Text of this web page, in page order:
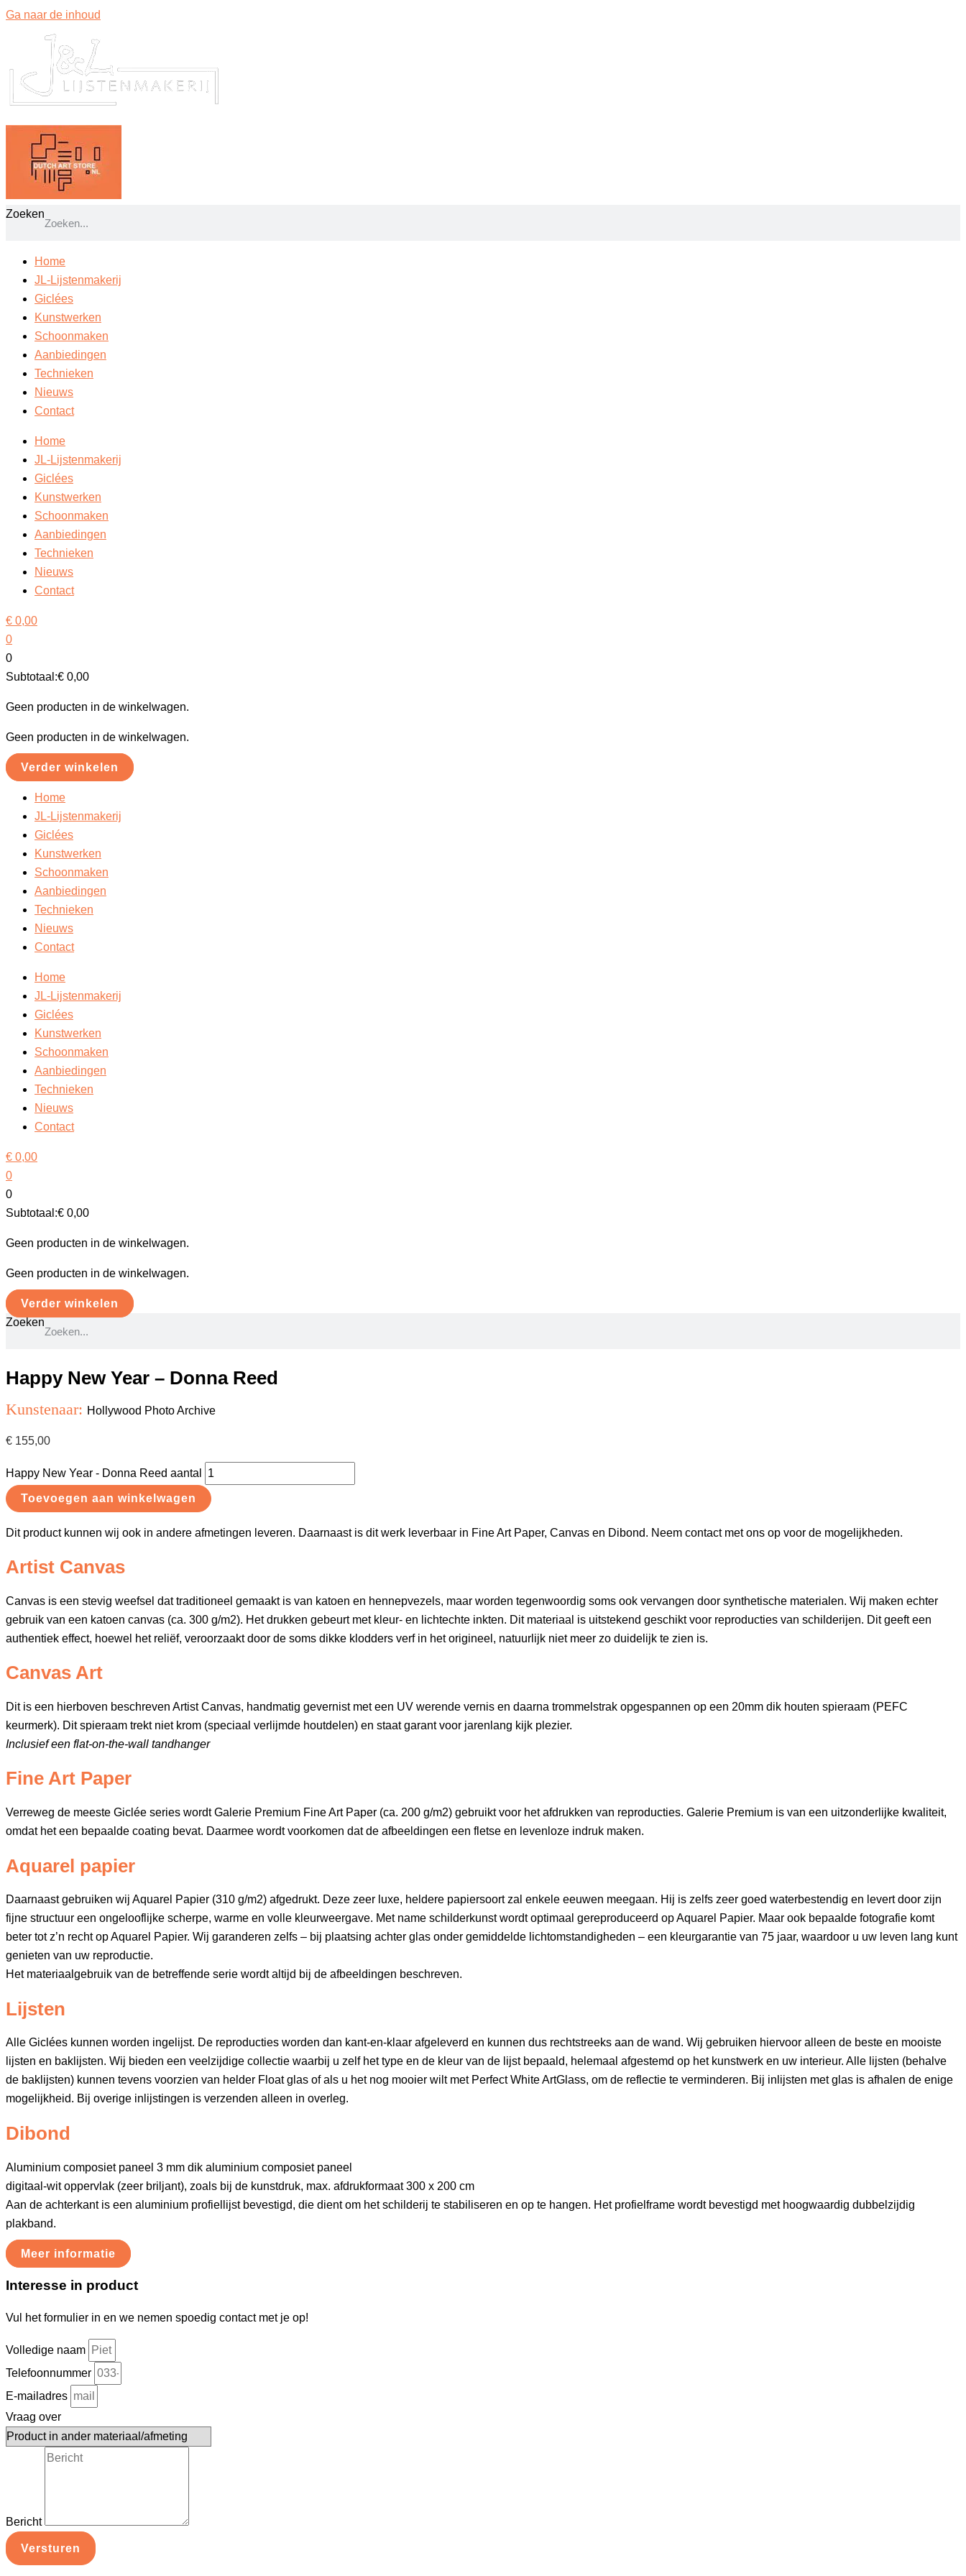
Ga naar de inhoud
Zoeken
Home
JL-Lijstenmakerij
Giclées
Kunstwerken
Schoonmaken
Aanbiedingen
Technieken
Nieuws
Contact
Home
JL-Lijstenmakerij
Giclées
Kunstwerken
Schoonmaken
Aanbiedingen
Technieken
Nieuws
Contact
€ 0,00
0
0
Subtotaal:€ 0,00
Geen producten in de winkelwagen.
Geen producten in de winkelwagen.
Verder winkelen
Home
JL-Lijstenmakerij
Giclées
Kunstwerken
Schoonmaken
Aanbiedingen
Technieken
Nieuws
Contact
Home
JL-Lijstenmakerij
Giclées
Kunstwerken
Schoonmaken
Aanbiedingen
Technieken
Nieuws
Contact
€ 0,00
0
0
Subtotaal:€ 0,00
Geen producten in de winkelwagen.
Geen producten in de winkelwagen.
Verder winkelen
Zoeken
Happy New Year – Donna Reed
Kunstenaar: Hollywood Photo Archive
€ 155,00
Happy New Year - Donna Reed aantal
Toevoegen aan winkelwagen
Dit product kunnen wij ook in andere afmetingen leveren. Daarnaast is dit werk leverbaar in Fine Art Paper, Canvas en Dibond. Neem contact met ons op voor de mogelijkheden.
Artist Canvas
Canvas is een stevig weefsel dat traditioneel gemaakt is van katoen en hennepvezels, maar worden tegenwoordig soms ook vervangen door synthetische materialen. Wij maken echter
gebruik van een katoen canvas (ca. 300 g/m2). Het drukken gebeurt met kleur- en lichtechte inkten. Dit materiaal is uitstekend geschikt voor reproducties van schilderijen. Dit geeft een
authentiek effect, hoewel het reliëf, veroorzaakt door de soms dikke klodders verf in het origineel, natuurlijk niet meer zo duidelijk te zien is.
Canvas Art
Dit is een hierboven beschreven Artist Canvas, handmatig gevernist met een UV werende vernis en daarna trommelstrak opgespannen op een 20mm dik houten spieraam (PEFC
keurmerk). Dit spieraam trekt niet krom (speciaal verlijmde houtdelen) en staat garant voor jarenlang kijk plezier.
Inclusief een flat-on-the-wall tandhanger
Fine Art Paper
Verreweg de meeste Giclée series wordt Galerie Premium Fine Art Paper (ca. 200 g/m2) gebruikt voor het afdrukken van reproducties. Galerie Premium is van een uitzonderlijke kwaliteit,
omdat het een bepaalde coating bevat. Daarmee wordt voorkomen dat de afbeeldingen een fletse en levenloze indruk maken.
Aquarel papier
Daarnaast gebruiken wij Aquarel Papier (310 g/m2) afgedrukt. Deze zeer luxe, heldere papiersoort zal enkele eeuwen meegaan. Hij is zelfs zeer goed waterbestendig en levert door zijn
fijne structuur een ongelooflijke scherpe, warme en volle kleurweergave. Met name schilderkunst wordt optimaal gereproduceerd op Aquarel Papier. Maar ook bepaalde fotografie komt
beter tot z’n recht op Aquarel Papier. Wij garanderen zelfs – bij plaatsing achter glas onder gemiddelde lichtomstandigheden – een kleurgarantie van 75 jaar, waardoor u uw leven lang kunt
genieten van uw reproductie.
Het materiaalgebruik van de betreffende serie wordt altijd bij de afbeeldingen beschreven.
Lijsten
Alle Giclées kunnen worden ingelijst. De reproducties worden dan kant-en-klaar afgeleverd en kunnen dus rechtstreeks aan de wand. Wij gebruiken hiervoor alleen de beste en mooiste
lijsten en baklijsten. Wij bieden een veelzijdige collectie waarbij u zelf het type en de kleur van de lijst bepaald, helemaal afgestemd op het kunstwerk en uw interieur. Alle lijsten (behalve
de baklijsten) kunnen tevens voorzien van helder Float glas of als u het nog mooier wilt met Perfect White ArtGlass, om de reflectie te verminderen. Bij inlijsten met glas is afhalen de enige
mogelijkheid. Bij overige inlijstingen is verzenden alleen in overleg.
Dibond
Aluminium composiet paneel 3 mm dik aluminium composiet paneel
digitaal-wit oppervlak (zeer briljant), zoals bij de kunstdruk, max. afdrukformaat 300 x 200 cm
Aan de achterkant is een aluminium profiellijst bevestigd, die dient om het schilderij te stabiliseren en op te hangen. Het profielframe wordt bevestigd met hoogwaardig dubbelzijdig
plakband.
Meer informatie
Interesse in product
Vul het formulier in en we nemen spoedig contact met je op!
Volledige naam
Telefoonnummer
E-mailadres
Vraag over
Bericht
Versturen